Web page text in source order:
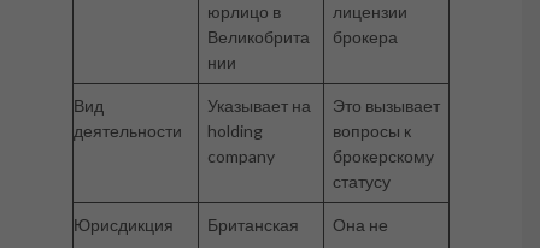
юрлицо в
Великобрита
нии
лицензии
брокера
Вид
деятельности
Указывает на
holding
company
Это вызывает
вопросы к
брокерскому
статусу
Юрисдикция
Британская
Она не